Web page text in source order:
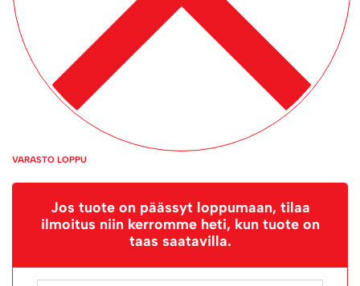
VARASTO LOPPU
Jos tuote on päässyt loppumaan, tilaa
ilmoitus niin kerromme heti, kun tuote on
taas saatavilla.